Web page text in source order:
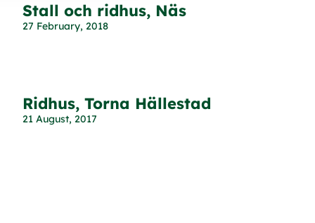
Stall och ridhus, Näs
27 February, 2018
Ridhus, Torna Hällestad
21 August, 2017